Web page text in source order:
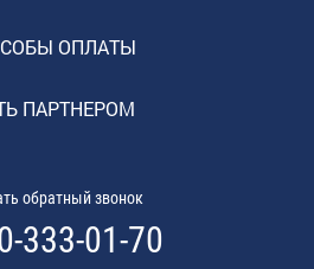
ОПЛАТЫ
ПАРТНЕРОМ
обратный звонок
333-01-70